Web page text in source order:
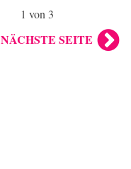
1 von 3
NÄCHSTE SEITE